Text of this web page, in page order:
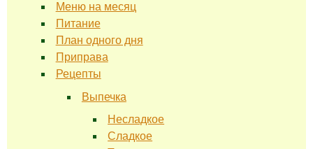
Меню на месяц
Питание
План одного дня
Приправа
Рецепты
Выпечка
Несладкое
Сладкое